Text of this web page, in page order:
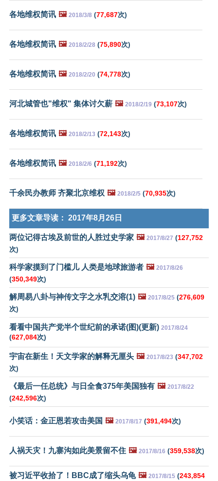
各地维权简讯 🖼️ 2018/3/8 (77,687次)
各地维权简讯 🖼️ 2018/2/28 (75,890次)
各地维权简讯 🖼️ 2018/2/20 (74,778次)
河北城管也"维权" 集体讨欠薪 🖼️ 2018/2/19 (73,107次)
各地维权简讯 🖼️ 2018/2/13 (72,143次)
各地维权简讯 🖼️ 2018/2/6 (71,192次)
千余民办教师 齐聚北京维权 🖼️ 2018/2/5 (70,935次)
更多文章导读： 2017年8月26日
两位记得古埃及前世的人胜过史学家 🖼️ 2017/8/27 (127,752
次)
科学家摸到了门槛儿 人类是地球旅游者 🖼️ 2017/8/26
(350,349次)
解周易八卦与神传文字之水乳交溶(1) 🖼️ 2017/8/25 (276,609
次)
看看中国共产党半个世纪前的承诺(图)(更新) 2017/8/24
(627,084次)
宇宙在新生！天文学家的解释无厘头 🖼️ 2017/8/23 (347,702
次)
《最后一任总统》与日全食375年美国独有 🖼️ 2017/8/22
(242,596次)
小笑话：金正恩若攻击美国 🖼️ 2017/8/17 (391,494次)
人祸天灾！九寨沟如此美景留不住 🖼️ 2017/8/16 (359,538次)
被习近平收拾了！BBC成了缩头乌龟 🖼️ 2017/8/15 (243,854